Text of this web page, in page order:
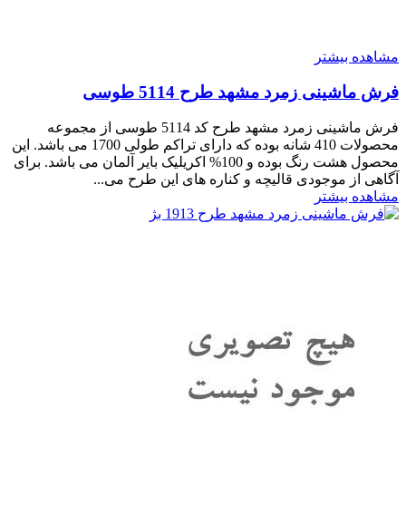
مشاهده بیشتر
فرش ماشینی زمرد مشهد طرح 5114 طوسی
فرش ماشینی زمرد مشهد طرح کد 5114 طوسی از مجموعه
محصولات 410 شانه بوده که دارای تراکم طولی 1700 می باشد. این
محصول هشت رنگ بوده و 100% اکریلیک بایر آلمان می باشد. برای
آگاهی از موجودی قالیچه و کناره های این طرح می...
مشاهده بیشتر